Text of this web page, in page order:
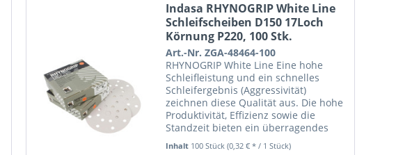
Indasa RHYNOGRIP White Line
Schleifscheiben D150 17Loch
Körnung P220, 100 Stk.
Art.-Nr. ZGA-48464-100
RHYNOGRIP White Line Eine hohe
Schleifleistung und ein schnelles
Schleifergebnis (Aggressivität)
zeichnen diese Qualität aus. Die hohe
Produktivität, Effizienz sowie die
Standzeit bieten ein überragendes
Preis- /Leistungsverhältnis....
Inhalt 100 Stück(0,32 € * / 1 Stück)